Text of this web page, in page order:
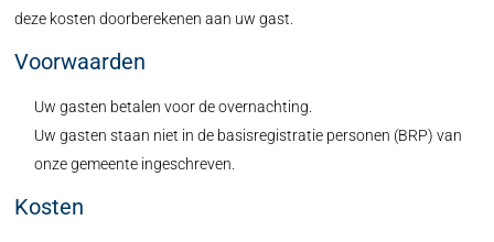
deze kosten doorberekenen aan uw gast.
Voorwaarden
Uw gasten betalen voor de overnachting.
Uw gasten staan niet in de basisregistratie personen (BRP) van
onze gemeente ingeschreven.
Kosten